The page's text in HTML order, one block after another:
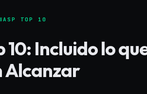
TOP 10
Incluido lo
Alcanzar